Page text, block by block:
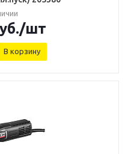
/шт
В корзину